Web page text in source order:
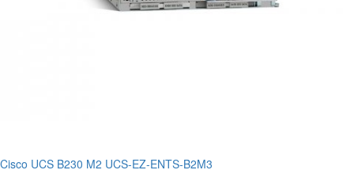
Cisco UCS B230 M2 UCS-EZ-ENTS-B2M3